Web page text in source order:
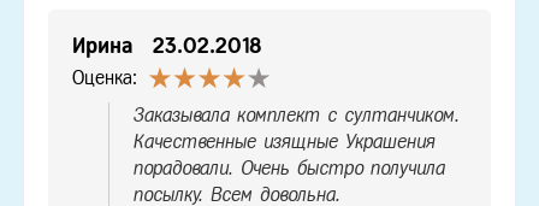
Ирина 23.02.2018
Оценка:
Заказывала комплект с султанчиком.
Качественные изящные Украшения
порадовали. Очень быстро получила
посылку. Всем довольна.